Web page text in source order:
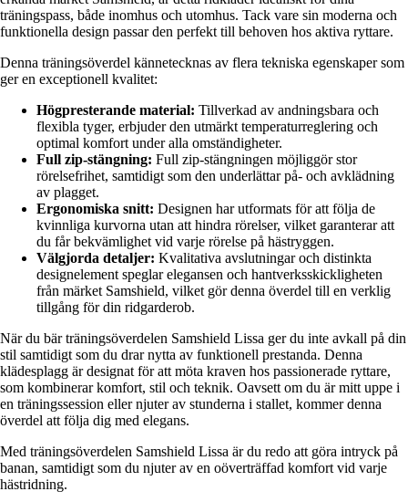
träningspass, både inomhus och utomhus. Tack vare sin moderna och
funktionella design passar den perfekt till behoven hos aktiva ryttare.
Denna träningsöverdel kännetecknas av flera tekniska egenskaper som
ger en exceptionell kvalitet:
Högpresterande material: Tillverkad av andningsbara och
flexibla tyger, erbjuder den utmärkt temperaturreglering och
optimal komfort under alla omständigheter.
Full zip-stängning: Full zip-stängningen möjliggör stor
rörelsefrihet, samtidigt som den underlättar på- och avklädning
av plagget.
Ergonomiska snitt: Designen har utformats för att följa de
kvinnliga kurvorna utan att hindra rörelser, vilket garanterar att
du får bekvämlighet vid varje rörelse på hästryggen.
Välgjorda detaljer: Kvalitativa avslutningar och distinkta
designelement speglar elegansen och hantverksskickligheten
från märket Samshield, vilket gör denna överdel till en verklig
tillgång för din ridgarderob.
När du bär träningsöverdelen Samshield Lissa ger du inte avkall på din
stil samtidigt som du drar nytta av funktionell prestanda. Denna
klädesplagg är designat för att möta kraven hos passionerade ryttare,
som kombinerar komfort, stil och teknik. Oavsett om du är mitt uppe i
en träningssession eller njuter av stunderna i stallet, kommer denna
överdel att följa dig med elegans.
Med träningsöverdelen Samshield Lissa är du redo att göra intryck på
banan, samtidigt som du njuter av en oöverträffad komfort vid varje
hästridning.